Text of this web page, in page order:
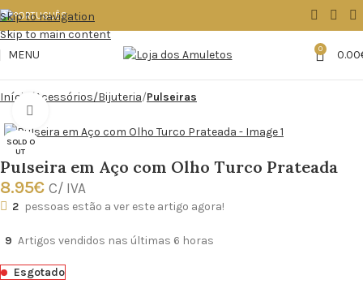
Skip to navigation
Skip to main content
MENU
0 0.00
Início Acessórios/Bijuteria Pulseiras
SOLD O
UT
Pulseira em Aço com Olho Turco Prateada
8.95€ C/ IVA
2 pessoas estão a ver este artigo agora!
9 Artigos vendidos nas últimas 6 horas
Esgotado